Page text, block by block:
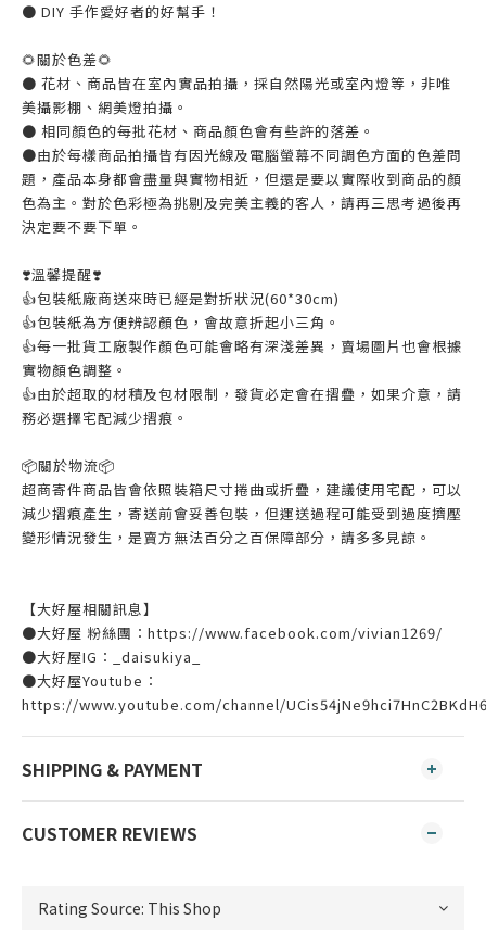
● DIY 手作愛好者的好幫手！
🌻關於色差🌻
● 花材、商品皆在室內實品拍攝，採自然陽光或室內燈等，非唯
美攝影棚、網美燈拍攝。
● 相同顏色的每批花材、商品顏色會有些許的落差。
●由於每樣商品拍攝皆有因光線及電腦螢幕不同調色方面的色差問
題，產品本身都會盡量與實物相近，但還是要以實際收到商品的顏
色為主。對於色彩極為挑剔及完美主義的客人，請再三思考過後再
決定要不要下單。
❣️溫馨提醒❣️
👍️包裝紙廠商送來時已經是對折狀況(60*30cm)
👍️包裝紙為方便辨認顏色，會故意折起小三角。
👍️每一批貨工廠製作顏色可能會略有深淺差異，賣場圖片也會根據
實物顏色調整。
👍️由於超取的材積及包材限制，發貨必定會在摺疊，如果介意，請
務必選擇宅配減少摺痕。
📦️關於物流📦️
超商寄件商品皆會依照裝箱尺寸捲曲或折疊，建議使用宅配，可以
減少摺痕產生，寄送前會妥善包裝，但運送過程可能受到過度擠壓
變形情況發生，是賣方無法百分之百保障部分，請多多見諒。
【大好屋相關訊息】
●大好屋 粉絲團：https://www.facebook.com/vivian1269/
●大好屋IG：_daisukiya_
●大好屋Youtube：
https://www.youtube.com/channel/
SHIPPING & PAYMENT
CUSTOMER REVIEWS